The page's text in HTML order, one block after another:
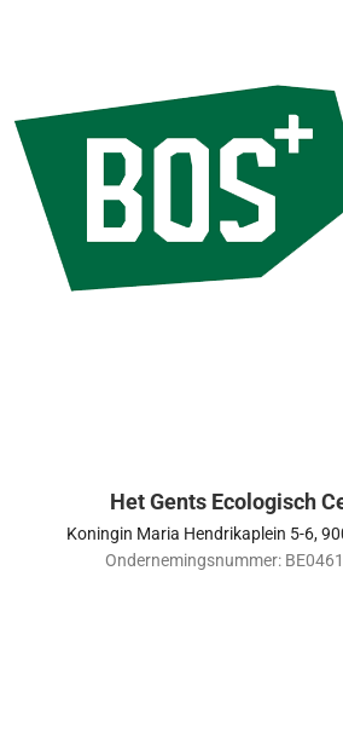
Het Gents Ecologisch
Koningin Maria Hendrikaplein 5-6,
Ondernemingsnummer: